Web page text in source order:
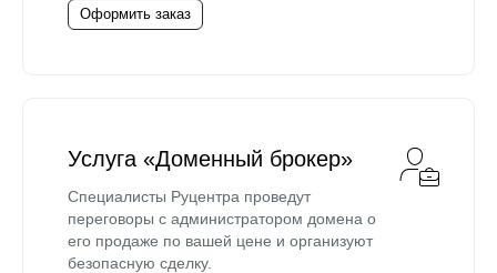
Оформить заказ
Услуга «Доменный брокер»
Специалисты Руцентра проведут
переговоры с администратором домена о
его продаже по вашей цене и организуют
безопасную сделку.